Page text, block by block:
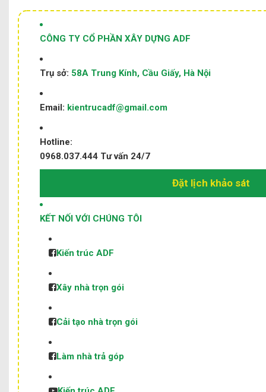
CÔNG TY CỔ PHẦN XÂY DỰNG ADF
Trụ sở: 58A Trung Kính, Cầu Giấy, Hà Nội
Email: kientrucadf@gmail.com
Hotline:
0968.037.444 Tư vấn 24/7
Đặt lịch khảo sát
KẾT NỐI VỚI CHÚNG TÔI
Kiến trúc ADF
Xây nhà trọn gói
Cải tạo nhà trọn gói
Làm nhà trả góp